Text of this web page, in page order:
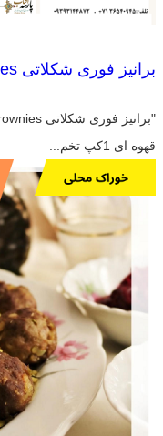
برانیز فوری شکلاتی Quick mix Brownies
قهوه ای 1کپ تخم...